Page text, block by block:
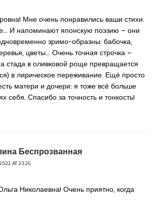
Мне очень понравились ваши стихи.
И напоминают японскую поэзию – они
зримо-образны: бабочка,
цветы… Очень точная строчка –
стада в оливковой роще превращается
в лирическое переживание. Ещё просто
матери и дочери: я тоже всё больше
себя. Спасибо за точность и тонкость!
Беспрозванная
AT 23:25
Николаевна! Очень приятно, когда